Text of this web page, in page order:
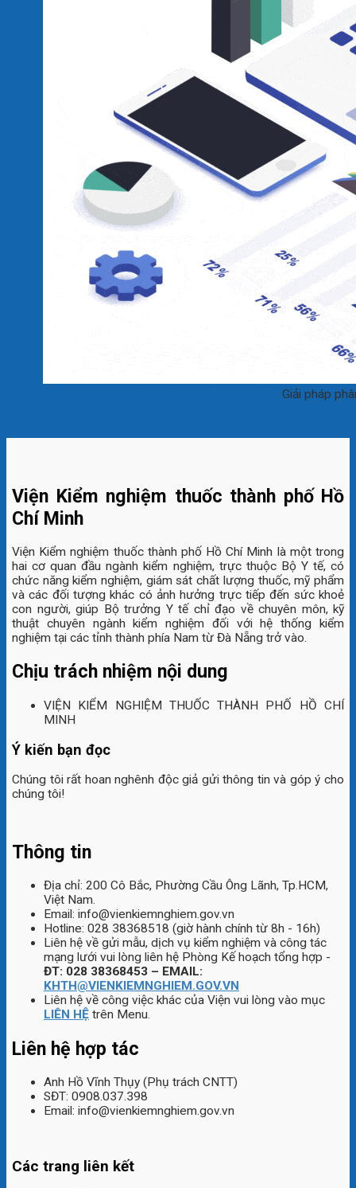
Giải pháp
Viện Kiểm nghiệm thuốc thành phố Hồ
Chí Minh
Viện Kiểm nghiệm thuốc thành phố Hồ Chí Minh là một trong
hai cơ quan đầu ngành kiểm nghiệm, trực thuộc Bộ Y tế, có
chức năng kiểm nghiệm, giám sát chất lượng thuốc, mỹ phẩm
và các đối tượng khác có ảnh hưởng trực tiếp đến sức khoẻ
con người, giúp Bộ trưởng Y tế chỉ đạo về chuyên môn, kỹ
thuật chuyên ngành kiểm nghiệm đối với hệ thống kiểm
nghiệm tại các tỉnh thành phía Nam từ Đà Nẵng trở vào.
Chịu trách nhiệm nội dung
VIỆN KIỂM NGHIỆM THUỐC THÀNH PHỐ HỒ CHÍ
MINH
Ý kiến bạn đọc
Chúng tôi rất hoan nghênh độc giả gửi thông tin và góp ý cho
chúng tôi!
Thông tin
Địa chỉ: 200 Cô Bắc, Phường Cầu Ông Lãnh, Tp.HCM,
Việt Nam.
Email: info@vienkiemnghiem.gov.vn
Hotline: 028 38368518 (giờ hành chính từ 8h - 16h)
Liên hệ về gửi mẫu, dịch vụ kiểm nghiệm và công tác
mạng lưới vui lòng liên hệ Phòng Kế hoạch tổng hợp -
ĐT: 028 38368453 – EMAIL:
KHTH@VIENKIEMNGHIEM.GOV.VN
Liên hệ về công việc khác của Viện vui lòng vào mục
LIÊN HỆ trên Menu.
Liên hệ hợp tác
Anh Hồ Vĩnh Thụy (Phụ trách CNTT)
SĐT: 0908.037.398
Email: info@vienkiemnghiem.gov.vn
Các trang liên kết